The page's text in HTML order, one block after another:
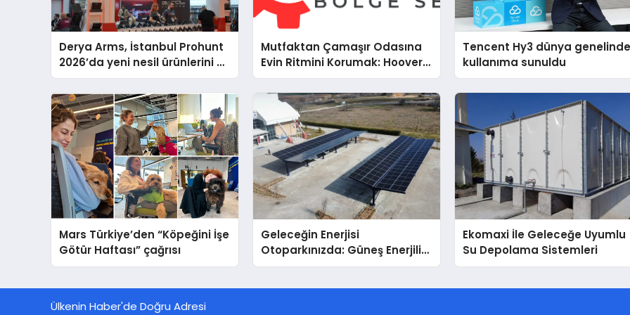
Derya Arms, İstanbul Prohunt
2026’da yeni nesil ürünlerini ve
global marka vizyonunu
sergiledi
Mutfaktan Çamaşır Odasına
Evin Ritmini Korumak: Hoover
Cihazlarında Dürüst Teknik
Destek Deneyimi
Tencent Hy3 dünya
kullanıma sunuldu
Mars Türkiye’den “Köpeğini İşe
Götür Haftası” çağrısı
Geleceğin Enerjisi
Otoparkınızda: Güneş Enerjili
Carport (Solar Otopark)
Ekomaxi İle Geleceğe Uyumlu
Su Depolama Sistemleri
Ülkenin Haber'de Doğru Adresi